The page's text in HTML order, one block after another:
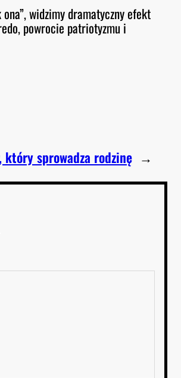
widzimy dramatyczny efekt
powrocie patriotyzmu i
sprowadza rodzinę →